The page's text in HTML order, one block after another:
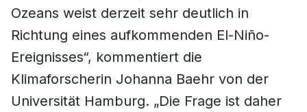
Ozeans weist derzeit sehr deutlich in
Richtung eines aufkommenden El-Niño-
Ereignisses“, kommentiert die
Klimaforscherin Johanna Baehr von der
Universität Hamburg. „Die Frage ist daher